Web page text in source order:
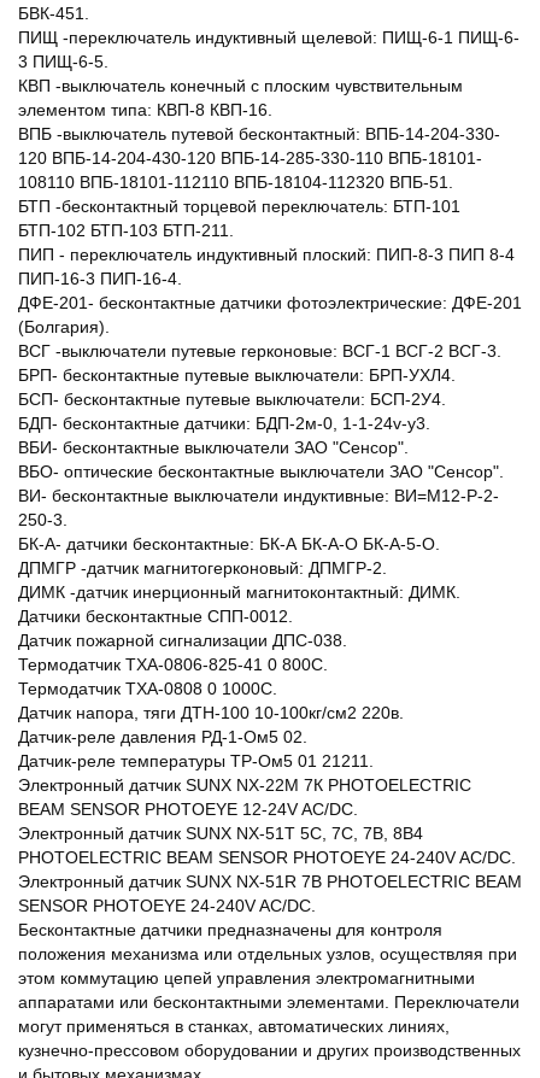
БВК-451.
ПИЩ -переключатель индуктивный щелевой: ПИЩ-6-1 ПИЩ-6-
3 ПИЩ-6-5.
КВП -выключатель конечный с плоским чувствительным
элементом типа: КВП-8 КВП-16.
ВПБ -выключатель путевой бесконтактный: ВПБ-14-204-330-
120 ВПБ-14-204-430-120 ВПБ-14-285-330-110 ВПБ-18101-
108110 ВПБ-18101-112110 ВПБ-18104-112320 ВПБ-51.
БТП -бесконтактный торцевой переключатель: БТП-101
БТП-102 БТП-103 БТП-211.
ПИП - переключатель индуктивный плоский: ПИП-8-3 ПИП 8-4
ПИП-16-3 ПИП-16-4.
ДФЕ-201- бесконтактные датчики фотоэлектрические: ДФЕ-201
(Болгария).
ВСГ -выключатели путевые герконовые: ВСГ-1 ВСГ-2 ВСГ-3.
БРП- бесконтактные путевые выключатели: БРП-УХЛ4.
БСП- бесконтактные путевые выключатели: БСП-2У4.
БДП- бесконтактные датчики: БДП-2м-0, 1-1-24v-у3.
ВБИ- бесконтактные выключатели ЗАО "Сенсор".
ВБО- оптические бесконтактные выключатели ЗАО "Сенсор".
ВИ- бесконтактные выключатели индуктивные: ВИ=М12-Р-2-
250-3.
БК-А- датчики бесконтактные: БК-А БК-А-О БК-А-5-О.
ДПМГР -датчик магнитогерконовый: ДПМГР-2.
ДИМК -датчик инерционный магнитоконтактный: ДИМК.
Датчики бесконтактные СПП-0012.
Датчик пожарной сигнализации ДПС-038.
Термодатчик ТХА-0806-825-41 0 800С.
Термодатчик ТХА-0808 0 1000С.
Датчик напора, тяги ДТН-100 10-100кг/см2 220в.
Датчик-реле давления РД-1-Ом5 02.
Датчик-реле температуры ТР-Ом5 01 21211.
Электронный датчик SUNX NX-22M 7К PHOTOELECTRIC
BEAM SENSOR PHOTOEYE 12-24V AC/DC.
Электронный датчик SUNX NX-51T 5С, 7С, 7B, 8В4
PHOTOELECTRIC BEAM SENSOR PHOTOEYE 24-240V AC/DC.
Электронный датчик SUNX NX-51R 7B PHOTOELECTRIC BEAM
SENSOR PHOTOEYE 24-240V AC/DC.
Бесконтактные датчики предназначены для контроля
положения механизма или отдельных узлов, осуществляя при
этом коммутацию цепей управления электромагнитными
аппаратами или бесконтактными элементами. Переключатели
могут применяться в станках, автоматических линиях,
кузнечно-прессовом оборудовании и других производственных
и бытовых механизмах.